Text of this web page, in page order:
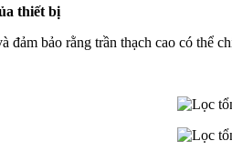
thiết bị
đảm bảo rằng trần thạch cao có thể